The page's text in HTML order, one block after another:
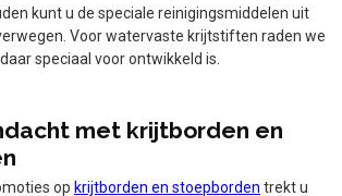
kunt u de speciale reinigingsmiddelen uit
Voor watervaste krijtstiften raden we
speciaal voor ontwikkeld is.
met krijtborden en
op krijtborden en stoepborden trekt u